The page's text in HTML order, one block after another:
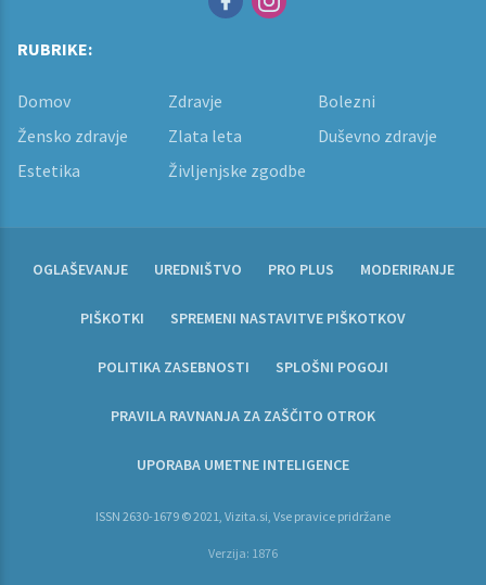
RUBRIKE:
Domov Zdravje
Bolezni
Žensko zdravje
Zlata leta
Duševno zdravje
Estetika
Življenjske zgodbe
OGLAŠEVANJE UREDNIŠTVO PRO PLUS MODERIRANJE
PIŠKOTKI SPREMENI NASTAVITVE PIŠKOTKOV
POLITIKA ZASEBNOSTI SPLOŠNI POGOJI
PRAVILA RAVNANJA ZA ZAŠČITO OTROK
UPORABA UMETNE INTELIGENCE
ISSN 2630-1679 © 2021, Vizita.si, Vse pravice pridržane
Verzija: 1876